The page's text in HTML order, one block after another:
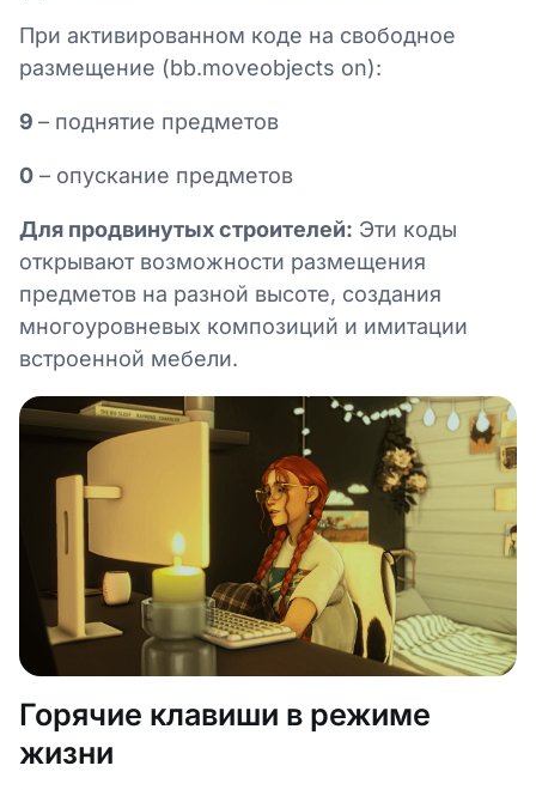
При активированном коде на свободное
размещение (bb.moveobjects on):
9 – поднятие предметов
0 – опускание предметов
Для продвинутых строителей: Эти коды
открывают возможности размещения
предметов на разной высоте, создания
многоуровневых композиций и имитации
встроенной мебели.
Горячие клавиши в режиме
жизни